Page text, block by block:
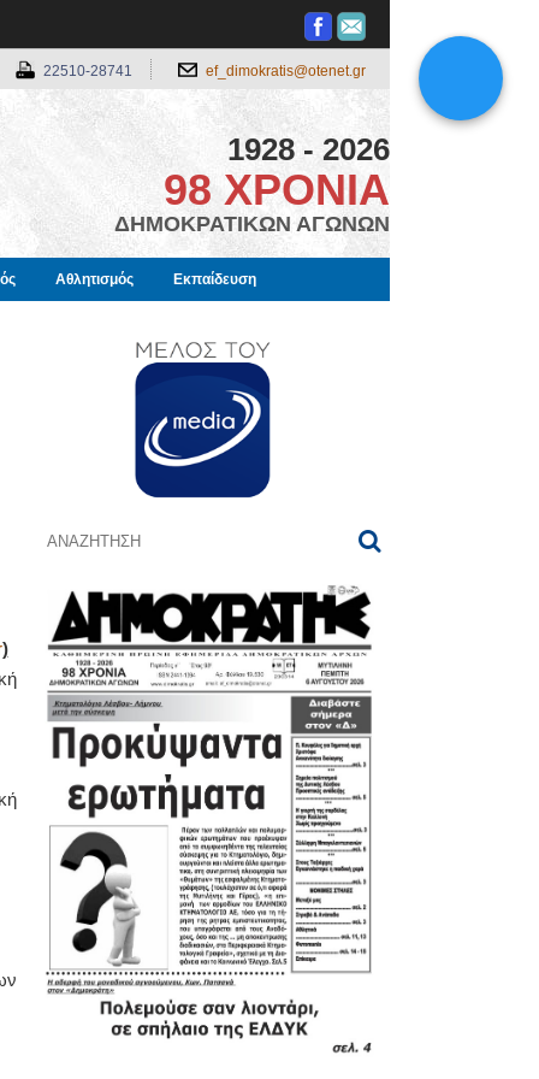
22510-28741 ef_dimokratis@otenet.gr
1928 - 2026
98 ΧΡΟΝΙΑ
ΔΗΜΟΚΡΑΤΙΚΩΝ ΑΓΩΝΩΝ
Αθλητισμός Εκπαίδευση
)